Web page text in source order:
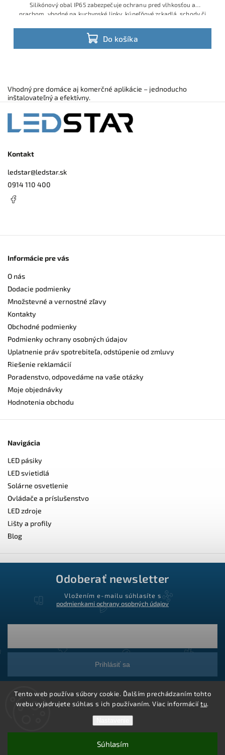
Tento web používa súbory cookie. Ďalším prechádzaním tohto
webu vyjadrujete súhlas s ich používaním. Viac informáciítu.
Súhlasím
Do košíka
Silikónový obal IP65 zabezpečuje ochranu pred vlhkosťou a
prachom, vhodné na kuchynské linky, kúpeľňové zrkadlá, schody či
Vhodný pre domáce aj komerčné aplikácie – jednoducho
inštalovateľný a efektívny.
Kontakt
ledstar@ledstar.sk
0914 110 400
Informácie pre vás
O nás
Dodacie podmienky
Množstevné a vernostné zľavy
Kontakty
Obchodné podmienky
Podmienky ochrany osobných údajov
Uplatnenie práv spotrebiteľa, odstúpenie od zmluvy
Riešenie reklamácií
Poradenstvo, odpovedáme na vaše otázky
Moje objednávky
Hodnotenia obchodu
Navigácia
LED pásiky
LED svietidlá
Solárne osvetlenie
Ovládače a príslušenstvo
LED zdroje
Lišty a profily
Blog
Odoberať newsletter
Vložením e-mailu súhlasíte s
podmienkami ochrany osobných údajov
Prihlásiť sa